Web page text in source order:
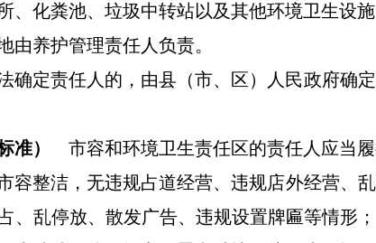
、化粪池、垃圾中转站以及其他环境卫生设
由养护管理责任人负责。
确定责任人的，由县（市、区）人民政府确
准）
市容和环境卫生责任区的责任人应当履
容整洁，无违规占道经营、违规店外经营、
、乱停放、散发广告、违规设置牌匾等情形；